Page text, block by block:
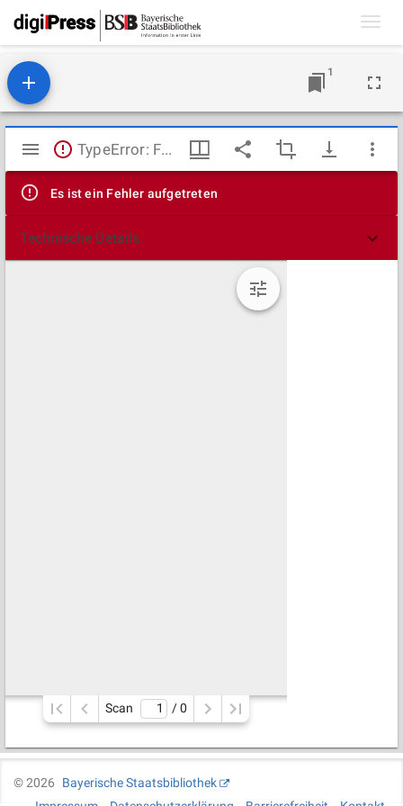
1
Mirador
Viewer
TypeError: Failed to fetch
Es ist ein Fehler aufgetreten
Technische Details
Scan / 0
©2026
Bayerische Staatsbibliothek